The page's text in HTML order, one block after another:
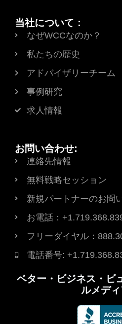
当社について：
なぜWCCなのか？
私たちの歴史
アドバイザリーチーム
事例研究
求人情報
お問い合わせ:
連絡先情報
無料戦略セッション
新規パートナーのお問
お電話：
フリーダイヤル：
電話番号:
ベター・ビジネス・ビ
ルメディ